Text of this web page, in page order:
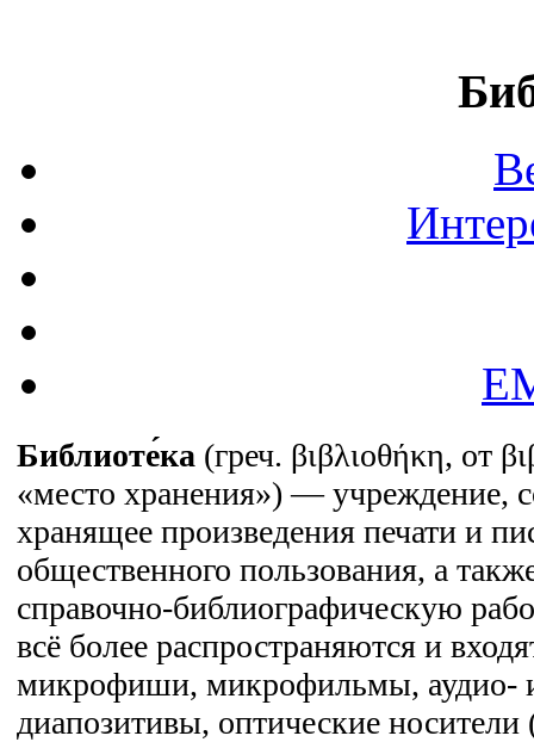
Библиоте́ка (греч. βιβλιοθήκη, от
«место хранения») — учреждение,
хранящее произведения печати и
общественного пользования, а
справочно-библиографическую
всё более распространяются и
микрофиши, микрофильмы, аудио-
диапозитивы, оптические